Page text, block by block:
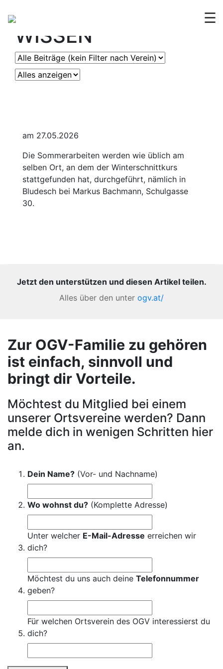
☰
OGV
WISSEN
am 27.05.2026
Die Sommerarbeiten werden wie üblich am
selben Ort, an dem der Winterschnittkurs
stattgefunden hat, durchgeführt, nämlich in
Bludesch bei Markus Bachmann, Schulgasse
30.
Jetzt den unterstützen und diesen Artikel teilen.
Alles über den unter ogv.at/
Zur OGV-Familie zu gehören
ist einfach, sinnvoll und
bringt dir Vorteile.
Möchtest du Mitglied bei einem
unserer Ortsvereine werden? Dann
melde dich in wenigen Schritten hier
an.
Dein Name? (Vor- und Nachname)
Wo wohnst du? (Komplette Adresse)
Unter welcher E-Mail-Adresse erreichen wir
dich?
Möchtest du uns auch deine Telefonnummer
geben?
Für welchen Ortsverein des OGV interessierst du
dich?